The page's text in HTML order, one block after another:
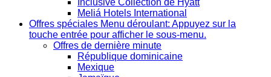
Inclusive Collection de Hyatt
Meliá Hotels International
Offres spéciales Menu déroulant: Appuyez sur la
touche entrée pour afficher le sous-menu.
Offres de dernière minute
République dominicaine
Mexique